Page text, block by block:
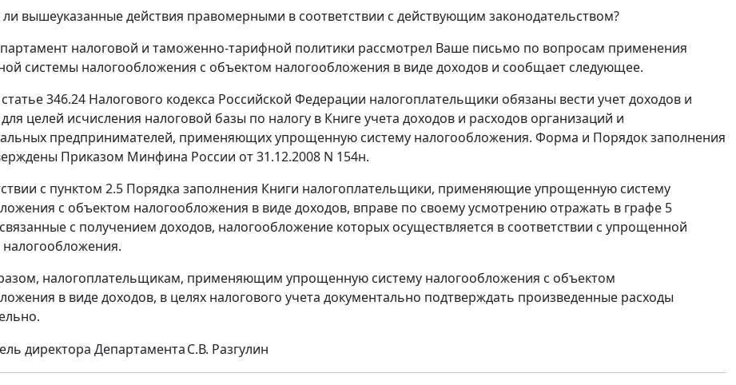
вышеуказанные действия правомерными в соответствии с действующим законодательством?
налоговой и таможенно-тарифной политики рассмотрел Ваше письмо по вопросам применения
системы налогообложения с объектом налогообложения в виде доходов и сообщает следующее.
346.24 Налогового кодекса Российской Федерации налогоплательщики обязаны вести учет доходов и
целей исчисления налоговой базы по налогу в Книге учета доходов и расходов организаций и
предпринимателей, применяющих упрощенную систему налогообложения. Форма и Порядок заполнения
Приказом Минфина России от 31.12.2008 N 154н.
с пунктом 2.5 Порядка заполнения Книги налогоплательщики, применяющие упрощенную систему
с объектом налогообложения в виде доходов, вправе по своему усмотрению отражать в графе 5
с получением доходов, налогообложение которых осуществляется в соответствии с упрощенной
налогообложения.
налогоплательщикам, применяющим упрощенную систему налогообложения с объектом
в виде доходов, в целях налогового учета документально подтверждать произведенные расходы
директора ДепартаментаС.В. Разгулин